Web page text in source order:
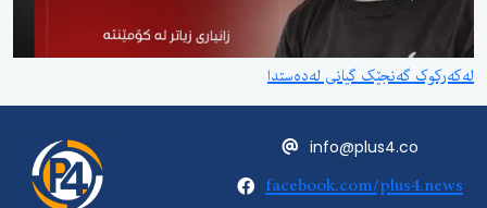
لەکەرکوک گەنجێک گیانی لەدەستدا
info@plus4.co
facebook.com/plus4.news